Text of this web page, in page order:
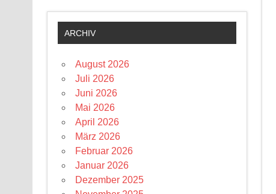
ARCHIV
August 2026
Juli 2026
Juni 2026
Mai 2026
April 2026
März 2026
Februar 2026
Januar 2026
Dezember 2025